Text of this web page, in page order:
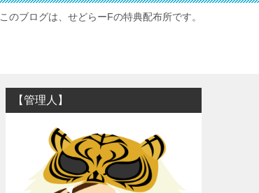
このブログは、せどらーFの特典配布所です。
【管理人】